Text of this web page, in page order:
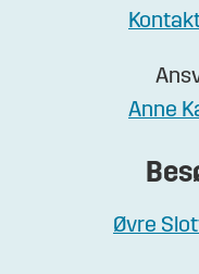
Anne
Øvre